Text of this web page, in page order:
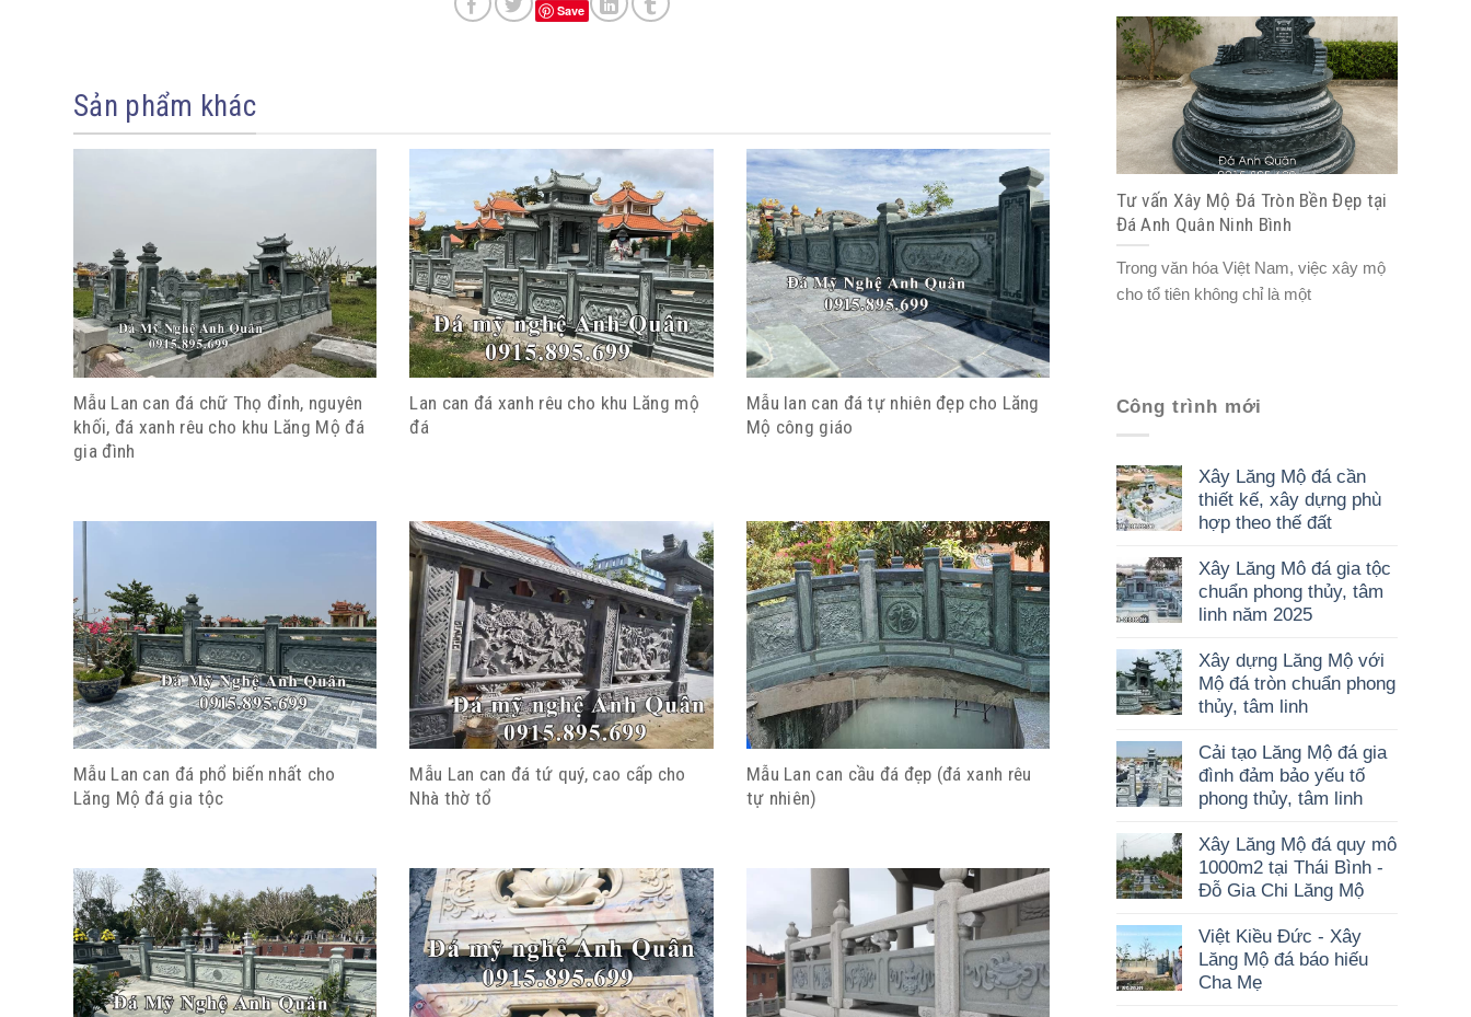
Save
Sản phẩm khác
Mẫu Lan can đá chữ Thọ đỉnh, nguyên
khối, đá xanh rêu cho khu Lăng Mộ đá
gia đình
Lan can đá xanh rêu cho khu Lăng mộ
đá
Mẫu lan can đá tự nhiên đẹp cho Lăng
Mộ công giáo
Mẫu Lan can đá phổ biến nhất cho
Lăng Mộ đá gia tộc
Mẫu Lan can đá tứ quý, cao cấp cho
Nhà thờ tổ
Mẫu Lan can cầu đá đẹp (đá xanh rêu
tự nhiên)
Tư vấn Xây Mộ Đá Tròn Bền Đẹp tại
Đá Anh Quân Ninh Bình
Trong văn hóa Việt Nam, việc xây mộ
cho tổ tiên không chỉ là một
Công trình mới
Xây Lăng Mộ đá cần
thiết kế, xây dựng phù
hợp theo thế đất
Xây Lăng Mô đá gia tộc
chuẩn phong thủy, tâm
linh năm 2025
Xây dựng Lăng Mộ với
Mộ đá tròn chuẩn phong
thủy, tâm linh
Cải tạo Lăng Mộ đá gia
đình đảm bảo yếu tố
phong thủy, tâm linh
Xây Lăng Mộ đá quy mô
1000m2 tại Thái Bình -
Đỗ Gia Chi Lăng Mộ
Việt Kiều Đức - Xây
Lăng Mộ đá báo hiếu
Cha Mẹ